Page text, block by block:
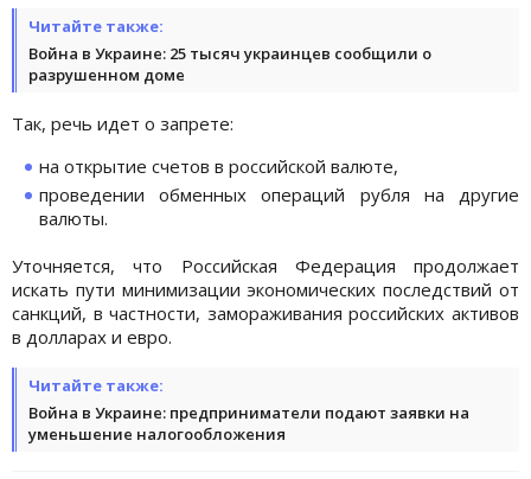
Читайте также:
Война в Украине: 25 тысяч украинцев сообщили о
разрушенном доме
Так, речь идет о запрете:
на открытие счетов в российской валюте,
проведении обменных операций рубля на другие
валюты.
Уточняется, что Российская Федерация продолжает
искать пути минимизации экономических последствий от
санкций, в частности, замораживания российских активов
в долларах и евро.
Читайте также:
Война в Украине: предприниматели подают заявки на
уменьшение налогообложения